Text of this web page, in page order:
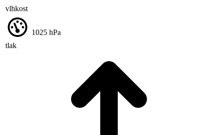
vlhkost
tlak
1025 hPa